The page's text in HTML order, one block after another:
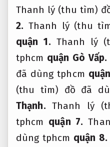
Thanh lý (thu tìm)
2. Thanh lý (thu
quận 1. Thanh lý
tphcm quận Gò Vấp.
đã dùng tphcm
(thu tìm) đồ đã
Thạnh. Thanh lý
tphcm quận 7.
dùng tphcm quận 8.